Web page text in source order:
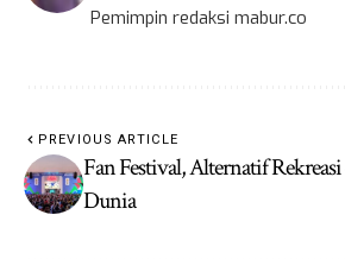
Pemimpin redaksi mabur.co
PREVIOUS ARTICLE
Fan Festival, Alternatif
Dunia